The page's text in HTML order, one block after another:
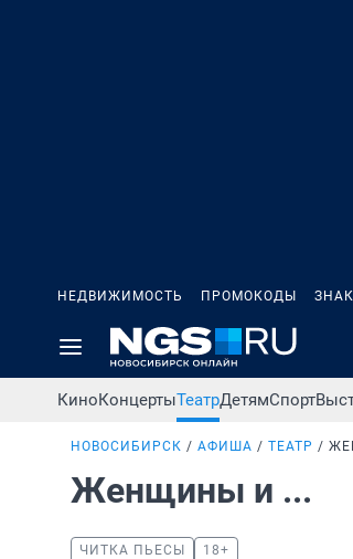
НЕДВИЖИМОСТЬ ПРОМОКОДЫ
КиноКонцертыТеатрДетямСпорт
НОВОСИБИРСК АФИША ТЕАТР
Женщины и ...
ЧИТКА ПЬЕСЫ 18+